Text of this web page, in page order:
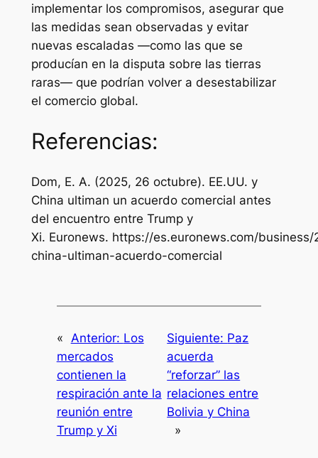
implementar los compromisos, asegurar que
las medidas sean observadas y evitar
nuevas escaladas —como las que se
producían en la disputa sobre las tierras
raras— que podrían volver a desestabilizar
el comercio global.
Referencias:
Dom, E. A. (2025, 26 octubre). EE.UU. y
China ultiman un acuerdo comercial antes
del encuentro entre Trump y
Xi. Euronews. https://es.euronews.com/
china-ultiman-acuerdo-comercial
« Anterior: Los
mercados
contienen la
respiración ante la
reunión entre
Trump y Xi
Siguiente: Paz
acuerda
“reforzar” las
relaciones entre
Bolivia y China
»